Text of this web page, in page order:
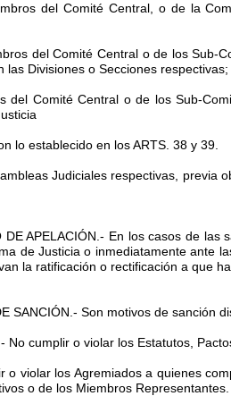
del Comité Central, o de la
del Comité Central o de los Sub-
las Divisiones o Secciones
del Comité Central o de los Sub-
lo establecido en los ARTS. 38 y 39.
Judiciales respectivas, previa
DE APELACIÓN.- En los casos de
de Justicia o inmediatamente ante
la ratificación o rectificación a que
SANCIÓN.- Son motivos de sanción
No cumplir o violar los Estatutos,
o violar los Agremiados a quienes
o de los Miembros Representantes.